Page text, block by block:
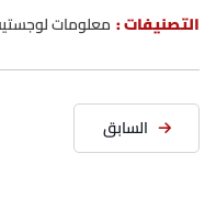
التصنيفات : معلومات
السابق